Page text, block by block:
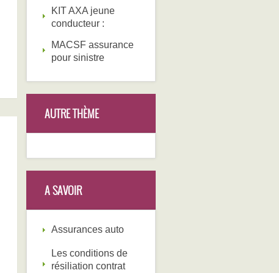
KIT AXA jeune
conducteur :
MACSF assurance
pour sinistre
AUTRE THÈME
A SAVOIR
Assurances auto
Les conditions de
résiliation contrat